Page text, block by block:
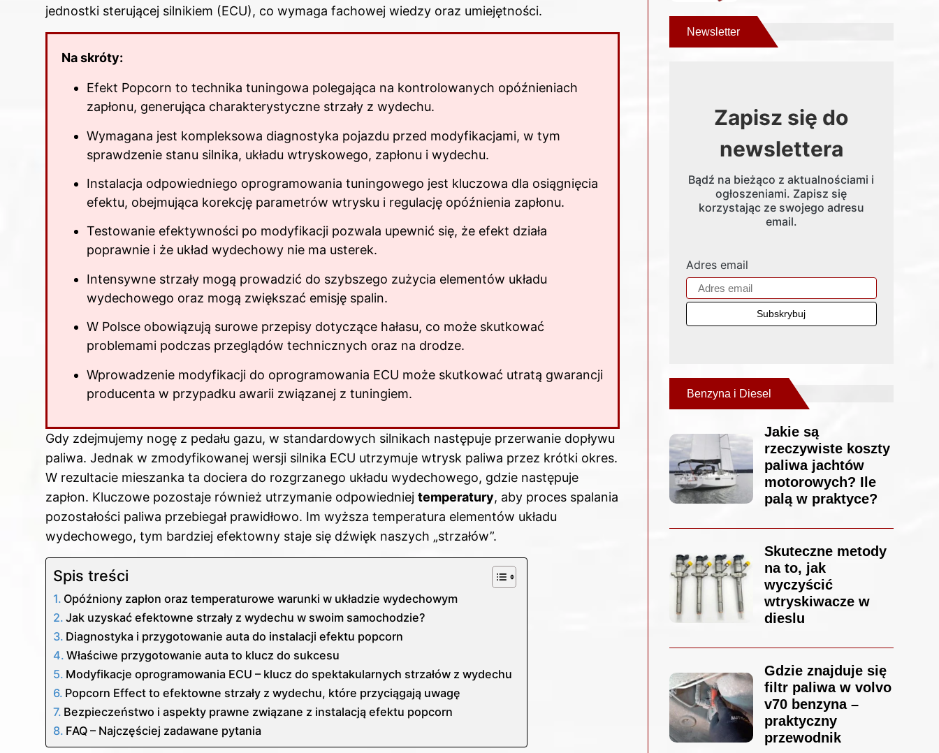
jednostki sterującej silnikiem (ECU), co wymaga fachowej wiedzy oraz umiejętności.
Na skróty:
Efekt Popcorn to technika tuningowa polegająca na kontrolowanych opóźnieniach
zapłonu, generująca charakterystyczne strzały z wydechu.
Wymagana jest kompleksowa diagnostyka pojazdu przed modyfikacjami, w tym
sprawdzenie stanu silnika, układu wtryskowego, zapłonu i wydechu.
Instalacja odpowiedniego oprogramowania tuningowego jest kluczowa dla osiągnięcia
efektu, obejmująca korekcję parametrów wtrysku i regulację opóźnienia zapłonu.
Testowanie efektywności po modyfikacji pozwala upewnić się, że efekt działa
poprawnie i że układ wydechowy nie ma usterek.
Intensywne strzały mogą prowadzić do szybszego zużycia elementów układu
wydechowego oraz mogą zwiększać emisję spalin.
W Polsce obowiązują surowe przepisy dotyczące hałasu, co może skutkować
problemami podczas przeglądów technicznych oraz na drodze.
Wprowadzenie modyfikacji do oprogramowania ECU może skutkować utratą gwarancji
producenta w przypadku awarii związanej z tuningiem.
Gdy zdejmujemy nogę z pedału gazu, w standardowych silnikach następuje przerwanie dopływu
paliwa. Jednak w zmodyfikowanej wersji silnika ECU utrzymuje wtrysk paliwa przez krótki okres.
W rezultacie mieszanka ta dociera do rozgrzanego układu wydechowego, gdzie następuje
zapłon. Kluczowe pozostaje również utrzymanie odpowiedniej temperatury, aby proces spalania
pozostałości paliwa przebiegał prawidłowo. Im wyższa temperatura elementów układu
wydechowego, tym bardziej efektowny staje się dźwięk naszych „strzałów”.
Spis treści
Opóźniony zapłon oraz temperaturowe warunki w układzie wydechowym
Jak uzyskać efektowne strzały z wydechu w swoim samochodzie?
Diagnostyka i przygotowanie auta do instalacji efektu popcorn
Właściwe przygotowanie auta to klucz do sukcesu
Modyfikacje oprogramowania ECU – klucz do spektakularnych strzałów z wydechu
Popcorn Effect to efektowne strzały z wydechu, które przyciągają uwagę
Bezpieczeństwo i aspekty prawne związane z instalacją efektu popcorn
FAQ – Najczęściej zadawane pytania
Newsletter
Zapisz się do
newslettera
Bądź na bieżąco z aktualnościami i
ogłoszeniami. Zapisz się
korzystając ze swojego adresu
email.
Adres email
Benzyna i Diesel
Jakie są
rzeczywiste koszty
paliwa jachtów
motorowych? Ile
palą w praktyce?
Skuteczne metody
na to, jak
wyczyścić
wtryskiwacze w
dieslu
Gdzie znajduje się
filtr paliwa w volvo
v70 benzyna –
praktyczny
przewodnik